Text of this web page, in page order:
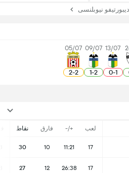
نيوبلنسى
13/07
1
-
0
09/07
2
-
1
05/07
2
-
2
لعب +/- فارق نقاط
17
11:21
10
30
17
26:38
12
27